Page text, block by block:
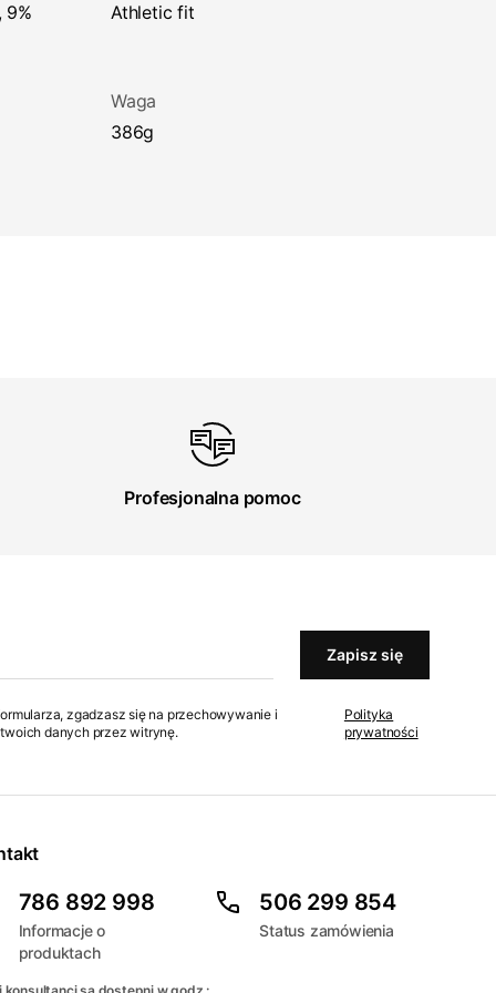
athletic fit
Waga
386g
Profesjonalna pomoc
Zapisz się
zgadzasz się na przechowywanie i
danych przez witrynę.
Polityka
prywatności
786 892 998
Informacje o
produktach
506 299 854
Status zamówienia